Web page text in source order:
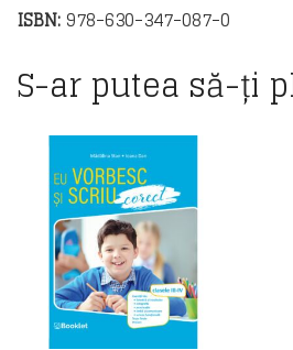
ISBN:978-630-347-087-0
S-ar putea să-ți